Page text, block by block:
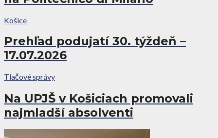
Košice
Prehľad podujatí 30. týždeň –
17.07.2026
Tlačové správy
Na UPJŠ v Košiciach promovali
najmladší absolventi